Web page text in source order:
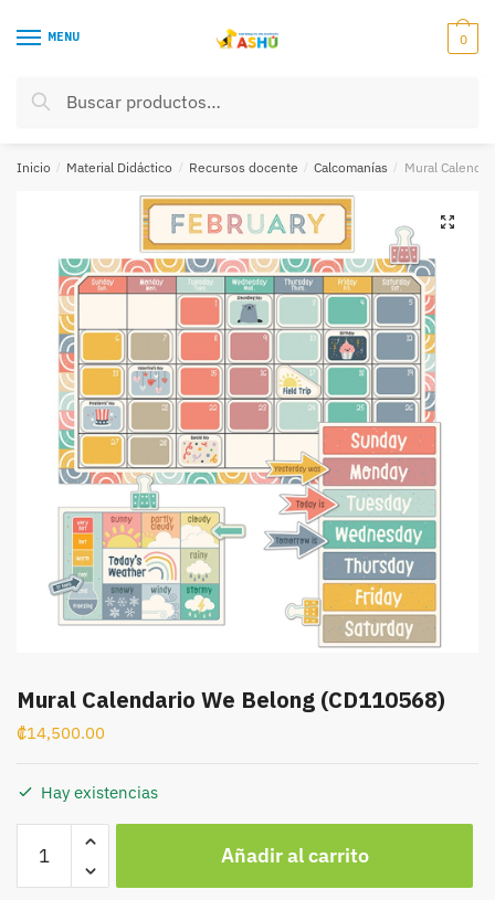
MENU
Buscar
Buscar
0
Inicio / Material Didáctico / Recursos docente / Calcomanías / Mural
Mural Calendario We Belong (CD110568)
₡14,500.00
Hay existencias
Calendario
We
Añadir al carrito